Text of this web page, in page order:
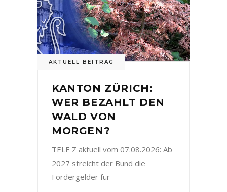
AKTUELL BEITRAG
KANTON ZÜRICH:
WER BEZAHLT DEN
WALD VON
MORGEN?
TELE Z aktuell vom 07.08.2026: Ab
2027 streicht der Bund die
Fördergelder für